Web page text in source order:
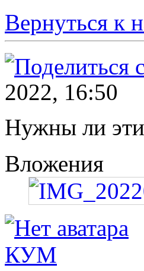
Вернуться к
2022, 16:50
Нужны ли
Вложения
КУМ